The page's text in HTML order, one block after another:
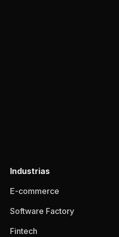
Industrias
E-commerce
Software Factory
Fintech